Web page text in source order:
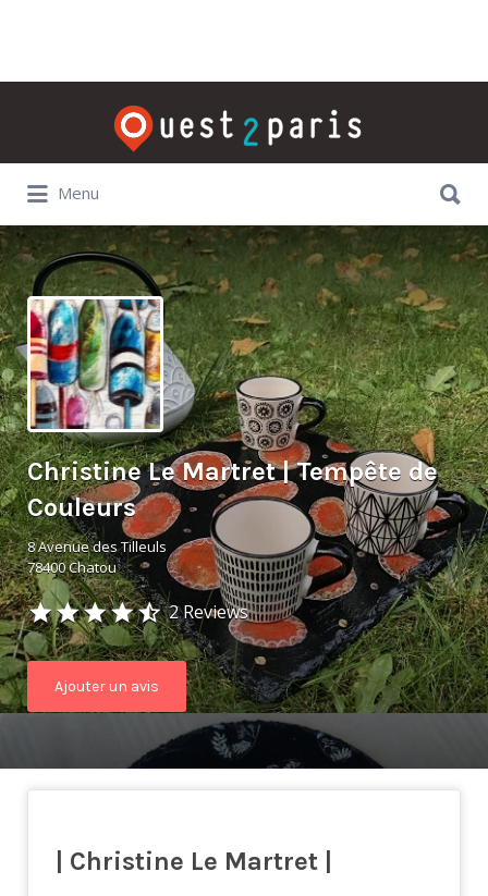
Rechercher:
Menu
Christine Le Martret | Tempête de
Couleurs
8 Avenue des Tilleuls
78400 Chatou
2 Reviews
Ajouter un avis
| Christine Le Martret |